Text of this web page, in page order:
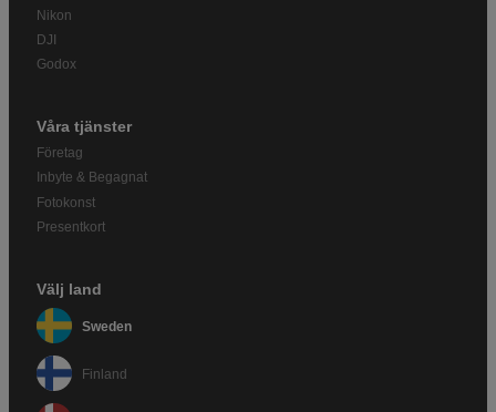
Nikon
DJI
Godox
Våra tjänster
Företag
Inbyte & Begagnat
Fotokonst
Presentkort
Välj land
Sweden
Finland